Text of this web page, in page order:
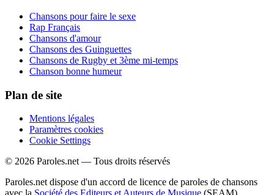
Chansons pour faire le sexe
Rap Français
Chansons d'amour
Chansons des Guinguettes
Chansons de Rugby et 3ème mi-temps
Chanson bonne humeur
Plan de site
Mentions légales
Paramètres cookies
Cookie Settings
© 2026 Paroles.net — Tous droits réservés
Paroles.net dispose d'un accord de licence de paroles de chansons